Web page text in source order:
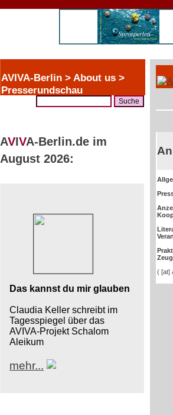
AVIVA-Berlin > About us >
Presserundschau
AVIVA-Berlin.de im
August 2026:
Das kannst du mir glauben
Claudia Keller schreibt im
Tagesspiegel über das
AVIVA-Projekt Schalom
Aleikum
mehr...
( [at]